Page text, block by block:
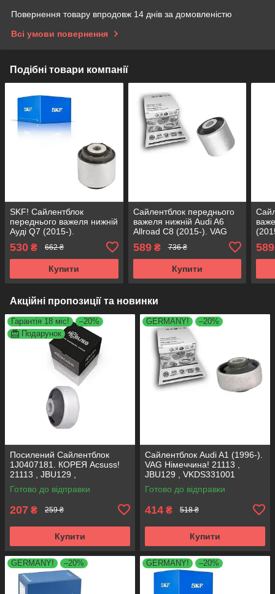
Повернення товару впродовж 14 днів за домовленістю
Всі умови повернення
Подібні товари компанії
SKF! Сайлентблок
переднього важеля нижній
Ауді Q7 (2015-).
VKDS331083
530 ₴ 662 ₴
Купити
Сайлентблок переднього
важеля нижній Audi A6
Allroad C8 (2015-). VAG
VKDS331083
589₴ 736 ₴
Купити
589
Акційні пропозиції та новинки
Гарантія 18 міс!
–20%
Подарунок
Посилений Сайлентблок
1J0407181. КОРЕЯ Acsuss!
21113 , JBU129 ,
VKDS331001
Готово до відправки
207 ₴ 259 ₴
Купити
GERMANY! –20%
Сайлентблок Audi A1 (1996-).
VAG Німеччина! 21113 ,
JBU129 , VKDS331001
Готово до відправки
414 ₴ 518 ₴
Купити
GERMANY! –20% GERMANY! –20%